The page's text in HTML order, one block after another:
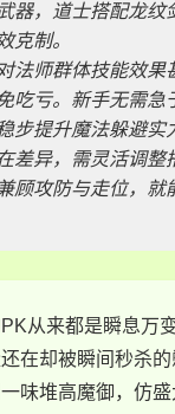
器，道士搭配龙
克制。
法师群体技能效
吃亏。新手无需
步提升魔法躲避实
差异，需灵活调
攻防与走位，就
从来都是瞬息万
在却被瞬间秒杀
味堆高魔御，仿